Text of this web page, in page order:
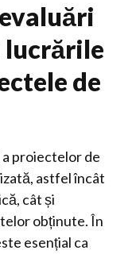
lucrările
de
proiectelor de
astfel încât
cât și
obținute. În
esențial ca